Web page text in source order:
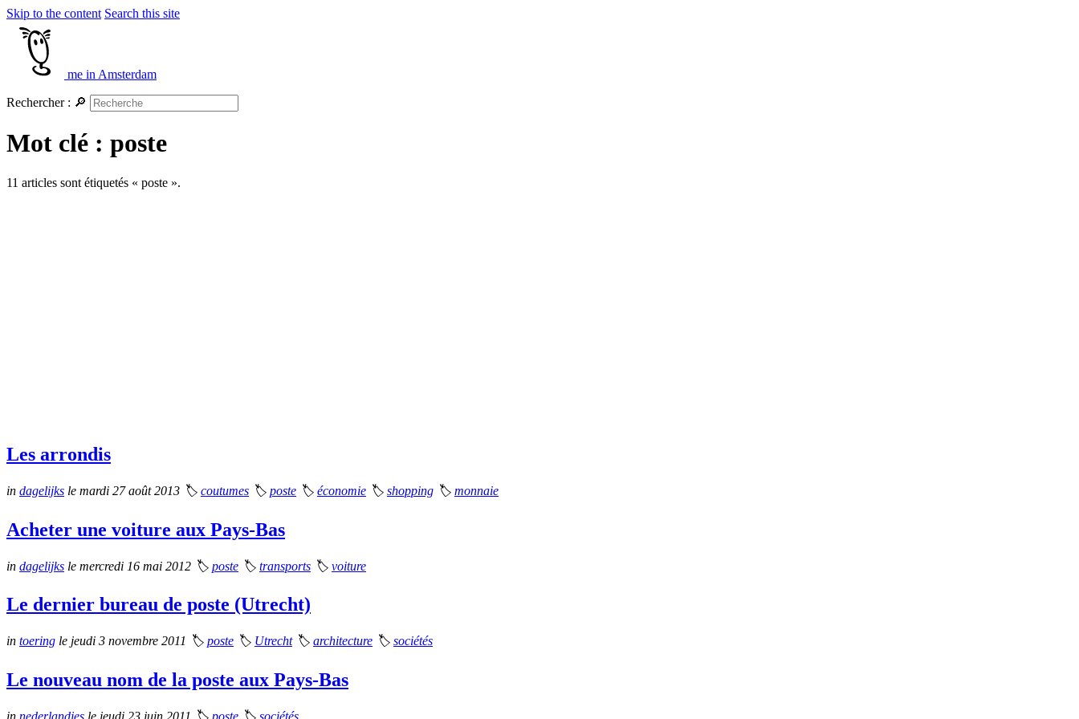
Skip to the content Search this site
me in Amsterdam
Rechercher : 🔎
Mot clé : poste
11 articles sont étiquetés « poste ».
Les arrondis
in dagelijks le mardi 27 août 2013 🏷 coutumes 🏷 poste 🏷 économie 🏷 shopping 🏷 monnaie
Acheter une voiture aux Pays-Bas
in dagelijks le mercredi 16 mai 2012 🏷 poste 🏷 transports 🏷 voiture
Le dernier bureau de poste (Utrecht)
in toering le jeudi 3 novembre 2011 🏷 poste 🏷 Utrecht 🏷 architecture 🏷 sociétés
Le nouveau nom de la poste aux Pays-Bas